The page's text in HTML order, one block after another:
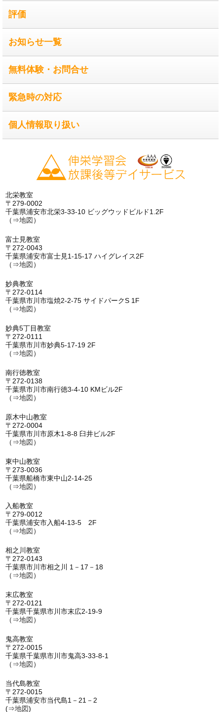
評価
お知らせ一覧
無料体験・お問合せ
緊急時の対応
個人情報取り扱い
北栄教室
〒279-0002
千葉県浦安市北栄3-33-10 ビッグウッドビルド1.2F
（⇒地図 ）
富士見教室
〒272-0043
千葉県浦安市富士見1-15-17 ハイグレイス2F
（⇒地図 ）
妙典教室
〒272-0114
千葉県市川市塩焼2-2-75 サイドパークS 1F
（⇒地図 ）
妙典5丁目教室
〒272-0111
千葉県市川市妙典5-17-19 2F
（⇒地図 ）
南行徳教室
〒272-0138
千葉県市川市南行徳3-4-10 KMビル2F
（⇒地図 ）
原木中山教室
〒272-0004
千葉県市川市原木1-8-8 臼井ビル2F
（⇒地図 ）
東中山教室
〒273-0036
千葉県船橋市東中山2-14-25
（⇒地図 ）
入船教室
〒279-0012
千葉県浦安市入船4-13-5 2F
（⇒地図 ）
相之川教室
〒272-0143
千葉県市川市相之川 1－17－18
（⇒地図 ）
末広教室
〒272-0121
千葉県千葉県市川市末広2-19-9
（⇒地図 ）
鬼高教室
〒272-0015
千葉県千葉県市川市鬼高3-33-8-1
（⇒地図 ）
当代島教室
〒272-0015
千葉県浦安市当代島1－21－2
(⇒地図)